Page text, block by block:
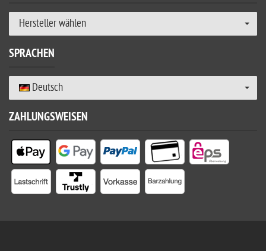
Hersteller wählen
SPRACHEN
Deutsch
ZAHLUNGSWEISEN